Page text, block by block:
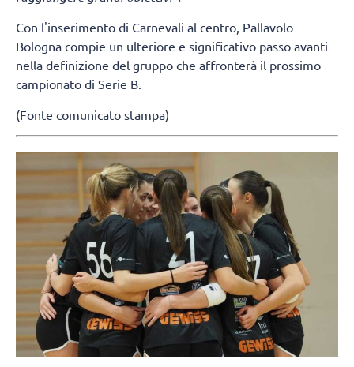
Con l'inserimento di Carnevali al centro, Pallavolo
Bologna compie un ulteriore e significativo passo avanti
nella definizione del gruppo che affronterà il prossimo
campionato di Serie B.
(Fonte comunicato stampa)